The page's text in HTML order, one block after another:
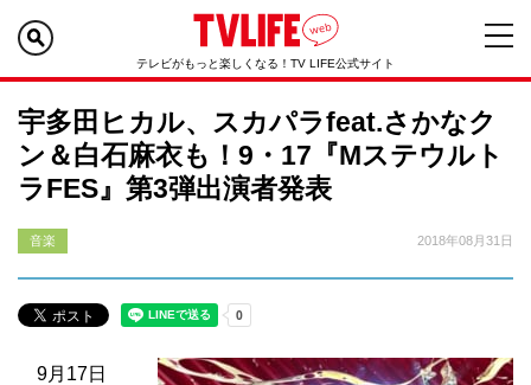
テレビがもっと楽しくなる！TV LIFE公式サイト
宇多田ヒカル、スカパラfeat.さかなク
ン＆白石麻衣も！9・17『Mステウルト
ラFES』第3弾出演者発表
音楽 2018年08月31日
9月17日